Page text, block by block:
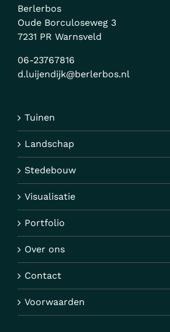
Berlerbos
Oude Borculoseweg 3
7231 PR Warnsveld
06-23767816
d.luijendijk@berlerbos.nl
Tuinen
Landschap
Stedebouw
Visualisatie
Portfolio
Over ons
Contact
Voorwaarden